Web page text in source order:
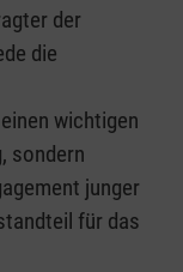
der
die
wichtigen
sondern
junger
für das